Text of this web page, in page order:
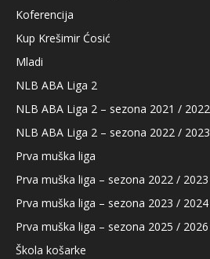
Koferencija
Kup Krešimir Ćosić
Mladi
NLB ABA Liga 2
NLB ABA Liga 2 – sezona 2021 / 2022
NLB ABA Liga 2 – sezona 2022 / 2023
Prva muška liga
Prva muška liga – sezona 2022 / 2023
Prva muška liga – sezona 2023 / 2024
Prva muška liga – sezona 2025 / 2026
Škola košarke